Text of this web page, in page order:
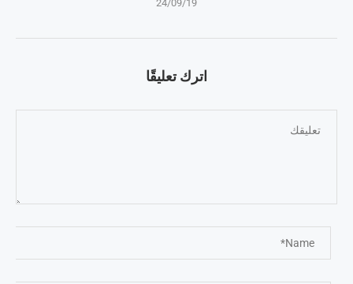
24/09/19
اترك تعليقًا